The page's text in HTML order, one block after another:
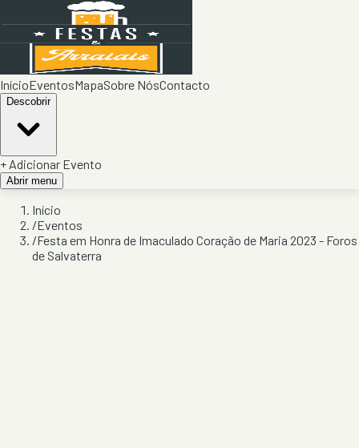
InícioEventosMapaSobre NósContacto
Descobrir
+ Adicionar Evento
Abrir menu
Início
/Eventos
/Festa em Honra de Imaculado Coração de Maria 2023 - Foros
de Salvaterra